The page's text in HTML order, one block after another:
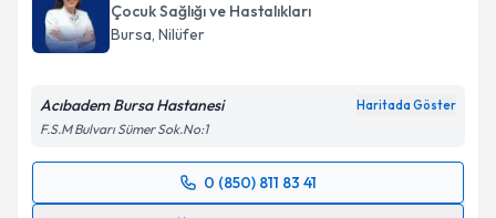
E-posta Adresiniz
Kişisel verilerimin işlenmesine ilişkin
Metni'ni okudum ve kişisel verilerimin belirtilen
kapsamda işlenmesini kabul ediyorum.
Çocuk Sağlığı ve Hastalıkları
Bursa, Nilüfer
Acıbadem Bursa Hastanesi Haritada Göster
F.S.M Bulvarı Sümer Sok.No:1
0 (850) 811 83 41
Randevu Takvimi Talebi